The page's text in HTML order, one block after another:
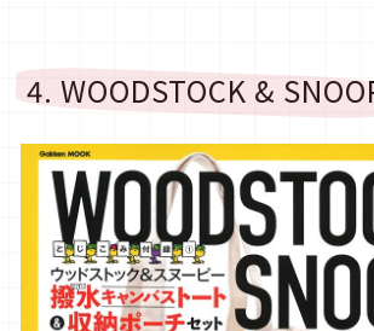
4. WOODSTOCK &